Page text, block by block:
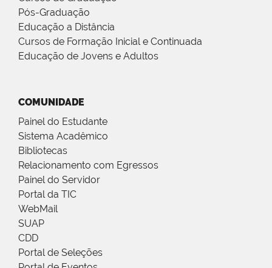
Pós-Graduação
Educação a Distância
Cursos de Formação Inicial e Continuada
Educação de Jovens e Adultos
COMUNIDADE
Painel do Estudante
Sistema Acadêmico
Bibliotecas
Relacionamento com Egressos
Painel do Servidor
Portal da TIC
WebMail
SUAP
CDD
Portal de Seleções